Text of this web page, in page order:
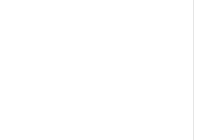
ネージドクラスターから
サービスの検索エンジンを
クラスターからサーバーレスに
コストダウンとマネジメントコ